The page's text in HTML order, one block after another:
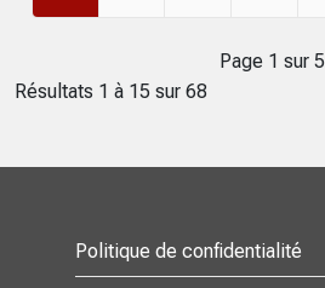
Page 1 sur 5
Résultats 1 à 15 sur 68
Politique de confidentialité